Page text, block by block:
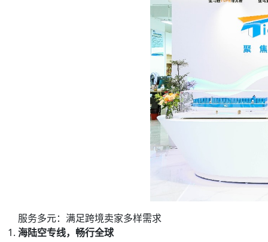
服务多元：满足跨境卖家多样需求
海陆空专线，畅行全球